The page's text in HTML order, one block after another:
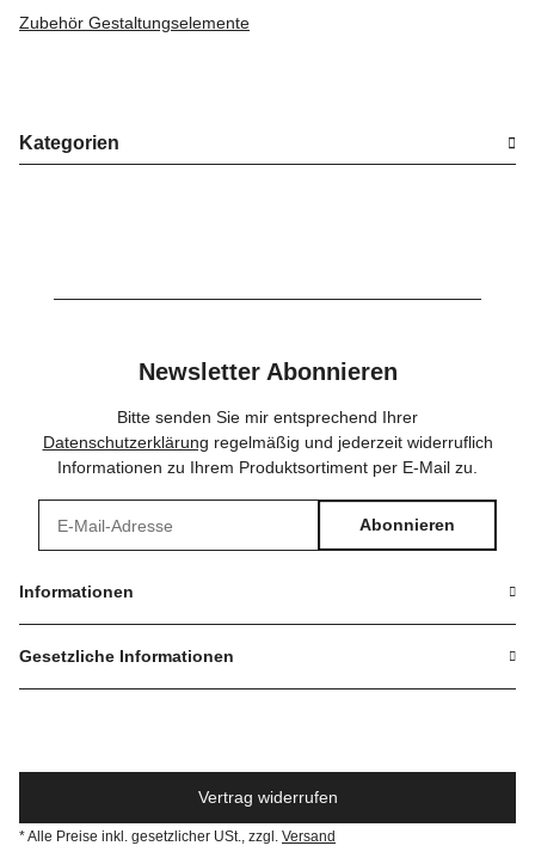
Zubehör Gestaltungselemente
Kategorien
Newsletter Abonnieren
Bitte senden Sie mir entsprechend Ihrer
Datenschutzerklärung regelmäßig und jederzeit widerruflich
Informationen zu Ihrem Produktsortiment per E-Mail zu.
Abonnieren
Informationen
Gesetzliche Informationen
Vertrag widerrufen
* Alle Preise inkl. gesetzlicher USt., zzgl. Versand